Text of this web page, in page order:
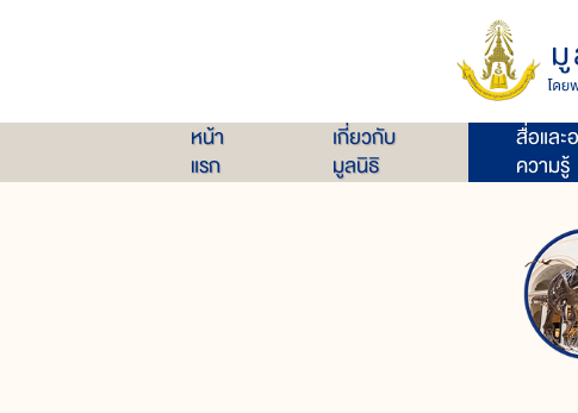
หน้า
แรก
เกี่ยวกับ
มูลนิธิ
สื่อและ
ความรู้